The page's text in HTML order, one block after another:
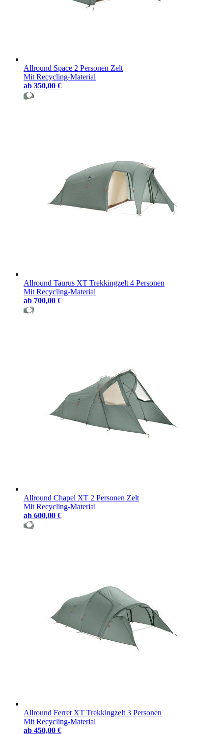
Allround Space 2 Personen Zelt
Mit Recycling-Material
ab 350,00 €
Allround Taurus XT Trekkingzelt 4 Personen
Mit Recycling-Material
ab 700,00 €
Allround Chapel XT 2 Personen Zelt
Mit Recycling-Material
ab 600,00 €
Allround Ferret XT Trekkingzelt 3 Personen
Mit Recycling-Material
ab 450,00 €